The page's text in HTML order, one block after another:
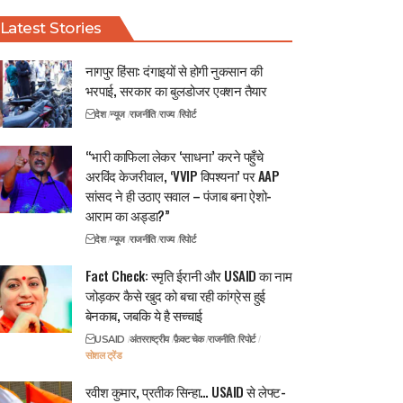
Latest Stories
नागपुर हिंसा: दंगाइयों से होगी नुकसान की
भरपाई, सरकार का बुलडोजर एक्शन तैयार
देश न्यूज राजनीति राज्य रिपोर्ट
“भारी काफिला लेकर ‘साधना’ करने पहुँचे
अरविंद केजरीवाल, ‘VVIP विपश्यना’ पर AAP
सांसद ने ही उठाए सवाल – पंजाब बना ऐशो-
आराम का अड्डा?”
देश न्यूज राजनीति राज्य रिपोर्ट
Fact Check: स्मृति ईरानी और USAID का नाम
जोड़कर कैसे खुद को बचा रही कांग्रेस हुई
बेनकाब, जबकि ये है सच्चाई
USAID अंतरराष्ट्रीय फ़ैक्ट चेक राजनीति रिपोर्ट
सोशल ट्रेंड
रवीश कुमार, प्रतीक सिन्हा… USAID से लेफ्ट-